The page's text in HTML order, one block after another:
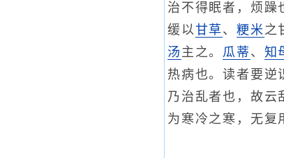
治不得眠者，烦躁
缓以甘草 、粳米之
汤 主之。 瓜蒂 、 知
热病也。读者要逆
乃治乱者也，故云
为寒冷之寒，无复